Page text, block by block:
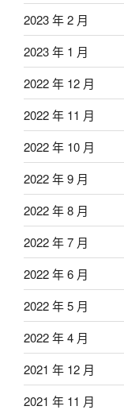
2023 年 2 月
2023 年 1 月
2022 年 12 月
2022 年 11 月
2022 年 10 月
2022 年 9 月
2022 年 8 月
2022 年 7 月
2022 年 6 月
2022 年 5 月
2022 年 4 月
2021 年 12 月
2021 年 11 月